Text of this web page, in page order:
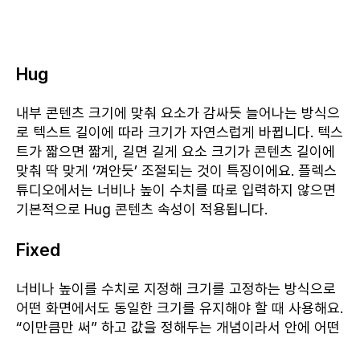
Hug
내부 콘텐츠 크기에 맞춰 요소가 감싸듯 늘어나는 방식으
로 텍스트 길이에 따라 크기가 자연스럽게 바뀝니다. 텍스
트가 짧으면 짧게, 길면 길게 요소 크기가 콘텐츠 길이에
맞춰 딱 맞게 ‘껴안듯’ 조절되는 것이 특징이에요. 플렉스
튜디오에서는 너비나 높이 수치를 따로 입력하지 않으면
기본적으로 Hug 콘텐츠 속성이 적용됩니다.
Fixed
너비나 높이를 수치로 지정해 크기를 고정하는 방식으로
어떤 화면에서도 동일한 크기를 유지해야 할 때 사용해요.
“이만큼만 써” 하고 값을 정해두는 개념이라서 안에 어떤